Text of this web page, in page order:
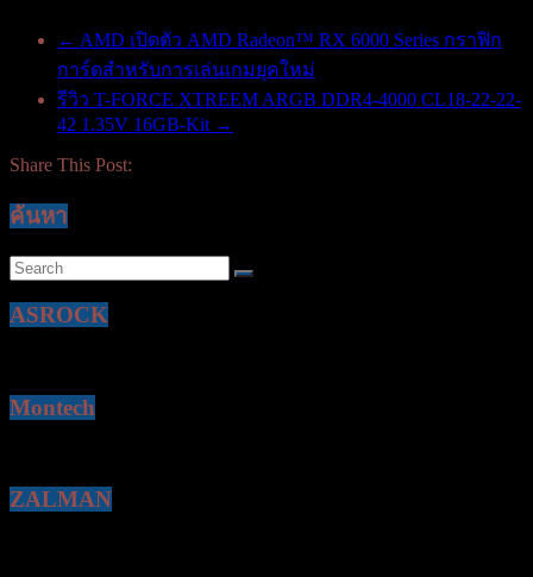
← AMD เปิดตัว AMD Radeon™ RX 6000 Series กราฟิก
การ์ดสำหรับการเล่นเกมยุคใหม่
รีวิว T-FORCE XTREEM ARGB DDR4-4000 CL18-22-22-
42 1.35V 16GB-Kit →
Share This Post:
ค้นหา
ASROCK
Montech
ZALMAN